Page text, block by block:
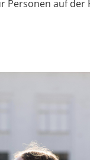
Personen auf der